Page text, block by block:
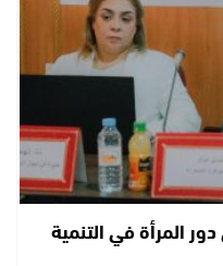
المرأة في التنمية